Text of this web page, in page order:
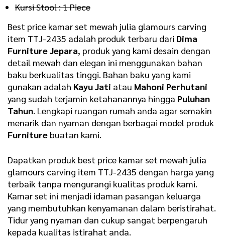
Kursi Stool : 1 Piece
Best price kamar set mewah julia glamours carving
item TTJ-2435 adalah produk terbaru dari Dima
Furniture Jepara, produk yang kami desain dengan
detail mewah dan elegan ini menggunakan bahan
baku berkualitas tinggi. Bahan baku yang kami
gunakan adalah Kayu Jati atau Mahoni Perhutani
yang sudah terjamin ketahanannya hingga Puluhan
Tahun. Lengkapi ruangan rumah anda agar semakin
menarik dan nyaman dengan berbagai model produk
Furniture buatan kami.
Dapatkan produk best price kamar set mewah julia
glamours carving item TTJ-2435 dengan harga yang
terbaik tanpa mengurangi kualitas produk kami.
Kamar set ini menjadi idaman pasangan keluarga
yang membutuhkan kenyamanan dalam beristirahat.
Tidur yang nyaman dan cukup sangat berpengaruh
kepada kualitas istirahat anda.